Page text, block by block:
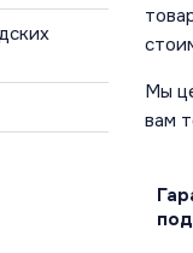
Мы
вам